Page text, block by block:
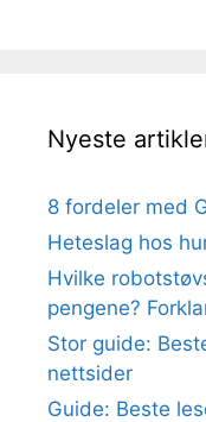
Nyeste
8 fordeler med
Heteslag hos
Hvilke
pengene?
Stor guide:
nettsider
Guide: Beste